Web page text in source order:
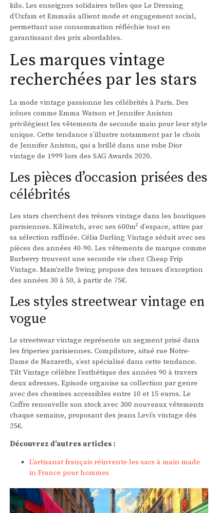
kilo. Les enseignes solidaires telles que Le Dressing
d’Oxfam et Emmaüs allient mode et engagement social,
permettant une consommation réfléchie tout en
garantissant des prix abordables.
Les marques vintage
recherchées par les stars
La mode vintage passionne les célébrités à Paris. Des
icônes comme Emma Watson et Jennifer Aniston
privilégient les vêtements de seconde main pour leur style
unique. Cette tendance s’illustre notamment par le choix
de Jennifer Aniston, qui a brillé dans une robe Dior
vintage de 1999 lors des SAG Awards 2020.
Les pièces d’occasion prisées des
célébrités
Les stars cherchent des trésors vintage dans les boutiques
parisiennes. Kiliwatch, avec ses 600m² d’espace, attire par
sa sélection raffinée. Célia Darling Vintage séduit avec ses
pièces des années 40-90. Les vêtements de marque comme
Burberry trouvent une seconde vie chez Cheap Frip
Vintage. Mam’zelle Swing propose des tenues d’exception
des années 30 à 50, à partir de 75€.
Les styles streetwear vintage en
vogue
Le streetwear vintage représente un segment prisé dans
les friperies parisiennes. Compilstore, situé rue Notre-
Dame de Nazareth, s’est spécialisé dans cette tendance.
Tilt Vintage célèbre l’esthétique des années 90 à travers
deux adresses. Episode organise sa collection par genre
avec des chemises accessibles entre 10 et 15 euros. Le
Coffre renouvelle son stock avec 300 nouveaux vêtements
chaque semaine, proposant des jeans Levi’s vintage dès
25€.
Découvrez d’autres articles :
L’artisanat français réinvente les sacs à main made
in France pour hommes